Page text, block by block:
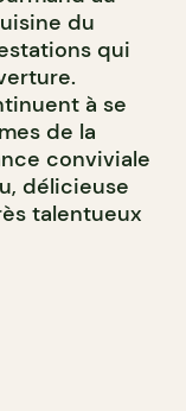
du
qui
à se
de la
conviviale
délicieuse
talentueux